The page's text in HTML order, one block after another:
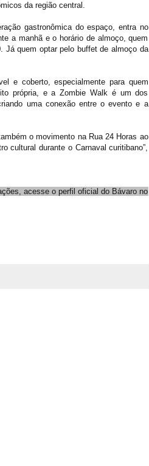
da região central.
gastronômica do espaço, entra no
a manhã e o horário de almoço, quem
Já quem optar pelo buffet de almoço da
e coberto, especialmente para quem
própria, e a Zombie Walk é um dos
uma conexão entre o evento e a
o movimento na Rua 24 Horas ao
cultural durante o Carnaval curitibano”,
acesse o perfil oficial do Bávaro no